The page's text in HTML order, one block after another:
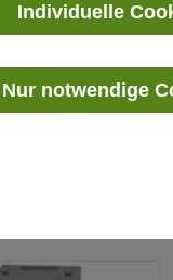
Individuelle
Nur notwendige
641